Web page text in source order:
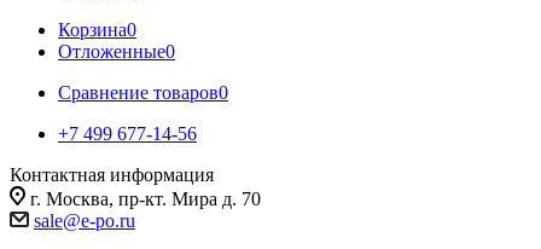
Корзина0
Отложенные0
Сравнение товаров0
+7 499 677-14-56
Контактная информация
г. Москва, пр-кт. Мира д. 70
sale@e-po.ru